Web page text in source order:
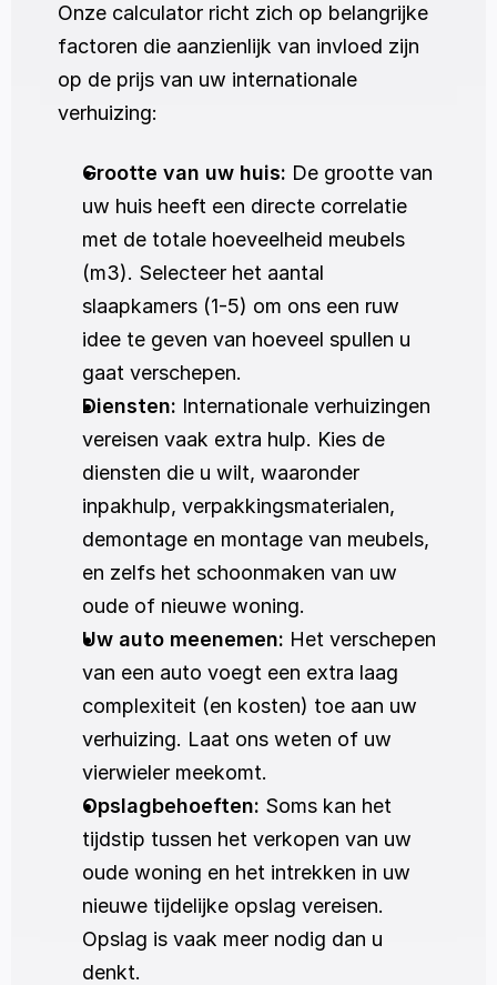
Onze calculator richt zich op belangrijke
factoren die aanzienlijk van invloed zijn
op de prijs van uw internationale
verhuizing:
Grootte van uw huis: De grootte van
uw huis heeft een directe correlatie
met de totale hoeveelheid meubels
(m3). Selecteer het aantal
slaapkamers (1-5) om ons een ruw
idee te geven van hoeveel spullen u
gaat verschepen.
Diensten: Internationale verhuizingen
vereisen vaak extra hulp. Kies de
diensten die u wilt, waaronder
inpakhulp, verpakkingsmaterialen,
demontage en montage van meubels,
en zelfs het schoonmaken van uw
oude of nieuwe woning.
Uw auto meenemen: Het verschepen
van een auto voegt een extra laag
complexiteit (en kosten) toe aan uw
verhuizing. Laat ons weten of uw
vierwieler meekomt.
Opslagbehoeften: Soms kan het
tijdstip tussen het verkopen van uw
oude woning en het intrekken in uw
nieuwe tijdelijke opslag vereisen.
Opslag is vaak meer nodig dan u
denkt.